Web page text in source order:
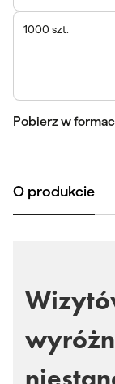
1000 szt.
Pobierz w
O produkcie